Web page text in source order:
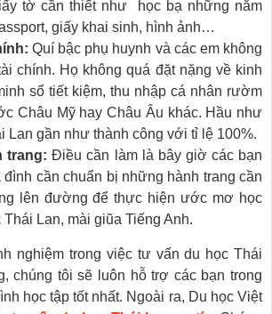
tờ cần thiết như học bạ những năm
giấy khai sinh, hình ảnh…
Quí bậc phụ huynh và các em không
chính. Họ không quá đặt nặng về kinh
sổ tiết kiệm, thu nhập cá nhân rườm
Châu Mỹ hay Châu Âu khác. Hầu như
Lan gần như thành công với tỉ lệ 100%.
trang: Điều cần làm là bây giờ các bạn
cần chuẩn bị những hành trang cần
lên đường để thực hiện ước mơ học
Lan, mài giũa Tiếng Anh.
nghiệm trong việc tư vấn du học Thái
chúng tôi sẽ luôn hỗ trợ các bạn trong
học tập tốt nhất. Ngoài ra, Du học Việt